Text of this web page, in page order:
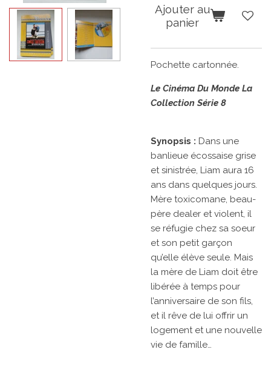
Ajouter au
panier
Pochette cartonnée.
Le Cinéma Du Monde La
Collection Série 8
Synopsis : Dans une
banlieue écossaise grise
et sinistrée, Liam aura 16
ans dans quelques jours.
Mère toxicomane, beau-
père dealer et violent, il
se réfugie chez sa soeur
et son petit garçon
qu’elle élève seule. Mais
la mère de Liam doit être
libérée à temps pour
l’anniversaire de son fils,
et il rêve de lui offrir un
logement et une nouvelle
vie de famille…